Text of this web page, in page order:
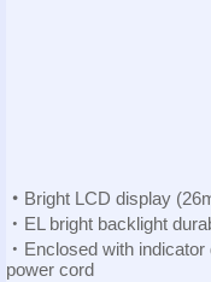
‧ Bright LCD display
‧ EL bright backlight
‧ Enclosed with
power cord